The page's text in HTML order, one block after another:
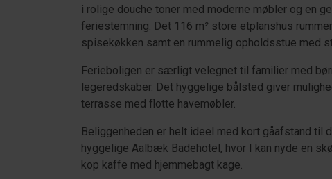
i rolige douche toner med moderne møbler og en
feriestemning. Det 116 m² store etplanshus
spisekøkken samt en rummelig opholdsstue med
Ferieboligen er særligt velegnet til familier med
legeredskaber. Det hyggelige bålsted giver
terrasse med flotte havemøbler.
Beliggenheden er helt ideel med kort gåafstand til
hyggelige Aalbæk Badehotel, hvor I kan nyde en
kop kaffe med hjemmebagt kage.